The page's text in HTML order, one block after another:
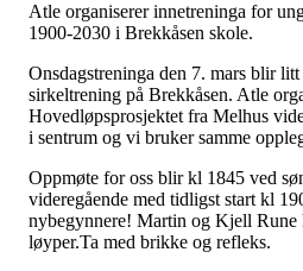
Atle organiserer innetreninga for
1900-2030 i Brekkåsen skole.
Onsdagstreninga den 7. mars blir
sirkeltrening på Brekkåsen. Atle
Hovedløpsprosjektet fra Melhus
i sentrum og vi bruker samme
Oppmøte for oss blir kl 1845 ved
videregående med tidligst start kl
nybegynnere! Martin og Kjell Rune
løyper.Ta med brikke og refleks.